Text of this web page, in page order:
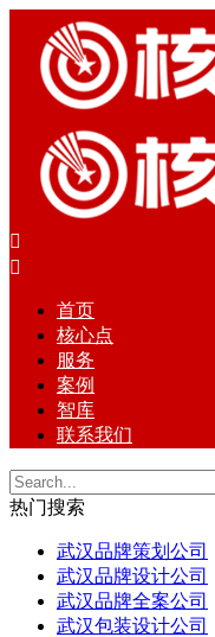


首页
核心点
服务
案例
智库
联系我们
热门搜索
武汉品牌策划公司
武汉品牌设计公司
武汉品牌全案公司
武汉包装设计公司